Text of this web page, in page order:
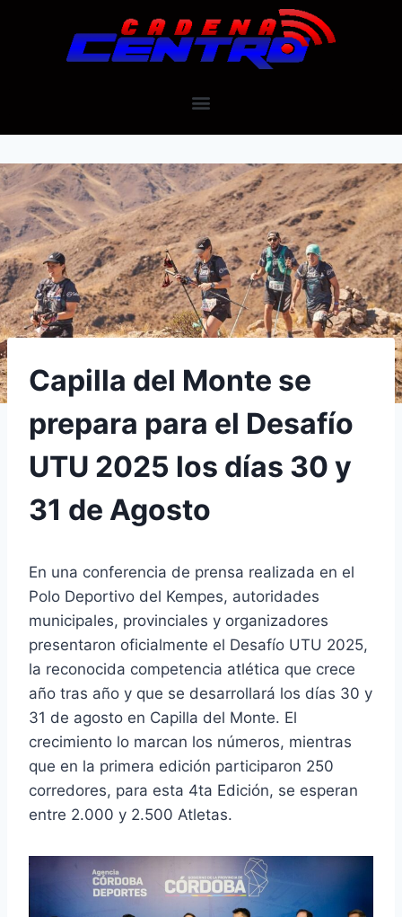
Capilla del Monte se
prepara para el Desafío
UTU 2025 los días 30 y
31 de Agosto
En una conferencia de prensa realizada en el
Polo Deportivo del Kempes, autoridades
municipales, provinciales y organizadores
presentaron oficialmente el Desafío UTU 2025,
la reconocida competencia atlética que crece
año tras año y que se desarrollará los días 30 y
31 de agosto en Capilla del Monte. El
crecimiento lo marcan los números, mientras
que en la primera edición participaron 250
corredores, para esta 4ta Edición, se esperan
entre 2.000 y 2.500 Atletas.